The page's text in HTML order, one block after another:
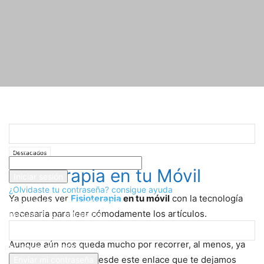
tu nombre de usuario
¿Olvidaste tu contraseña? consigue ayuda
Recuperación de contraseña
Recupera tu contraseña
tu correo electrónico
Destacados
Fisioterapia en tu Móvil
Ya puedes ver Fisioterapia en tu móvil con la tecnologí­a
necesaria para leer cómodamente los artí­culos.
Aunque aún nos queda mucho por recorrer, al menos, ya
puedes suscriberte desde este enlace que te dejamos